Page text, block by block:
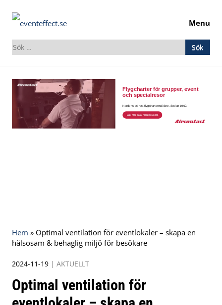
Menu
Sök
efter:
Skip
content
Hem » Optimal ventilation för eventlokaler – skapa en
hälsosam & behaglig miljö för besökare
2024-11-19 | AKTUELLT
Optimal ventilation för